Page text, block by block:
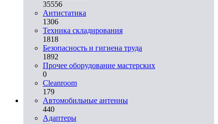
35556
Aнтистатика
1306
Техника складирования
1818
Безопасность и гигиена труда
1892
Прочее оборудование мастерских
0
Cleanroom
179
Автомобильные антенны
440
Адаптеры